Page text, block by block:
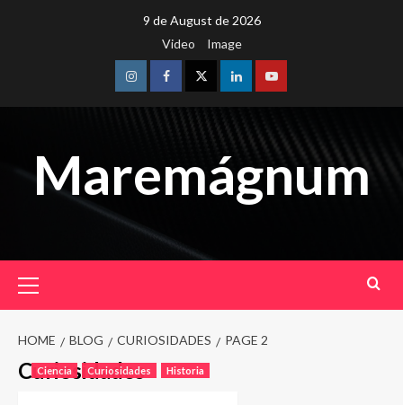
9 de August de 2026
Video
Image
InstagramFacebookTwitterLinkedinYoutube
Maremágnum
Menu
HOME BLOG CURIOSIDADES PAGE 2
Curiosidades
Ciencia Curiosidades Historia